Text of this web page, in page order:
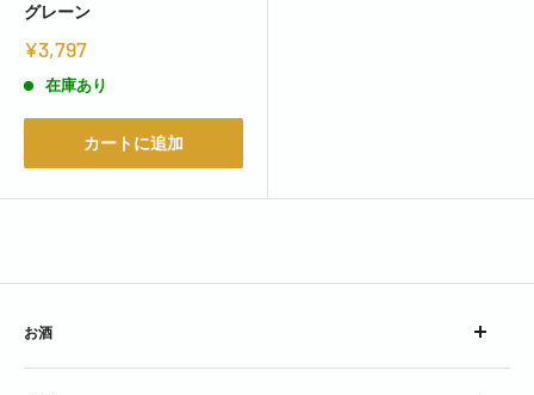
グレーン
¥3,797
在庫あり
カートに追加
お酒
ウイスキー